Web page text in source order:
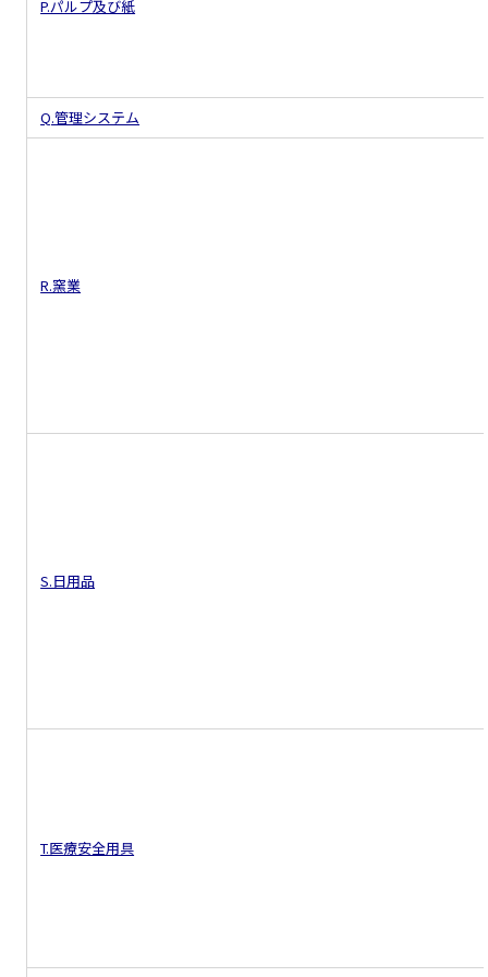
P.パルプ及び紙
Q.管理システム
R.窯業
S.日用品
T.医療安全用具